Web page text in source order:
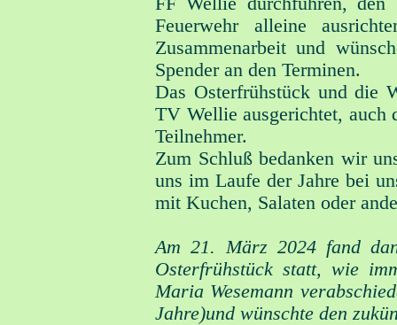
Feuerwehr alleine
Zusammenarbeit und
Spender an den Terminen.
Das Osterfrühstück und die
TV Wellie ausgerichtet,
Teilnehmer.
Zum Schluß bedanken wir
uns im Laufe der Jahre bei
mit Kuchen, Salaten oder
Am 21. März 2024 fand
Osterfrühstück statt, wie
Maria Wesemann
Jahre)und wünschte den